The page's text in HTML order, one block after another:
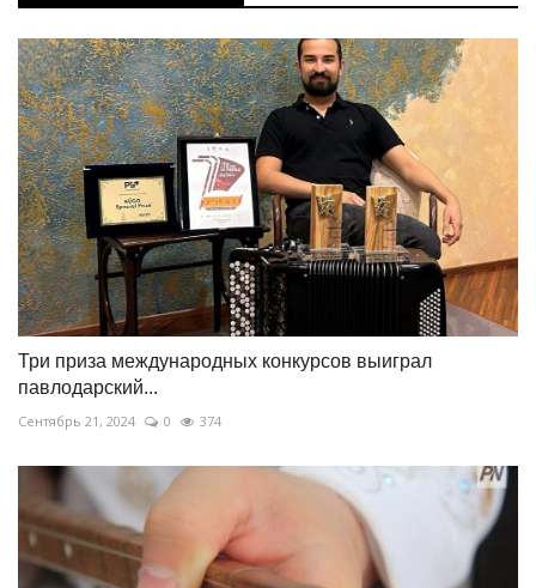
Три приза международных конкурсов выиграл
павлодарский...
Сентябрь 21, 2024 0 374